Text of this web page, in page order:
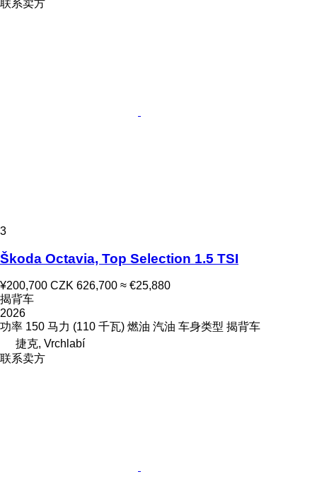
联系卖方
3
Škoda Octavia, Top Selection 1.5 TSI
¥200,700 CZK 626,700 ≈ €25,880
揭背车
2026
功率 150 马力 (110 千瓦) 燃油 汽油 车身类型 揭背车
捷克, Vrchlabí
联系卖方